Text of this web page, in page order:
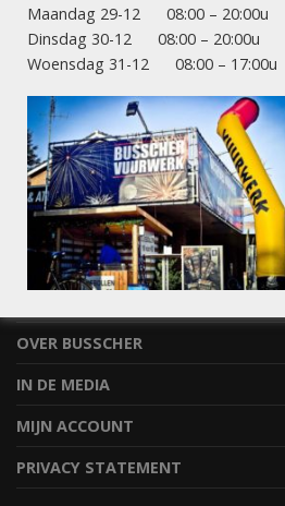
Vuurwerkverkoopdagen 2025:
maandag 29 december
dinsdag 30 december
woensdag 31 december
INFORMATIE
STEL JE VRAAG
OVER BUSSCHER
IN DE MEDIA
MIJN ACCOUNT
PRIVACY STATEMENT
Maandag 29-12 08:00 – 20:00u
Dinsdag 30-12 08:00 – 20:00u
Woensdag 31-12 08:00 – 17:00u